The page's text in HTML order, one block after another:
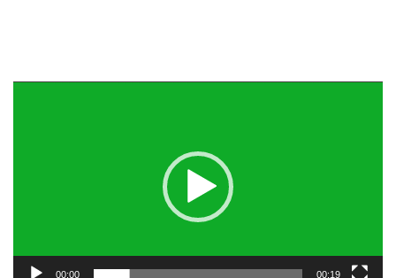
00:00 00:19